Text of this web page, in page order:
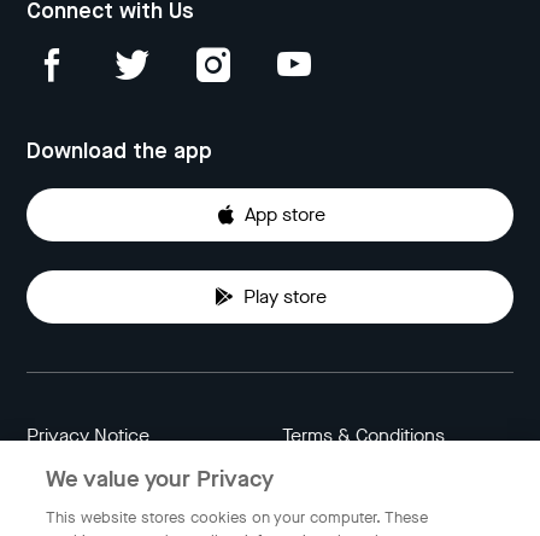
Connect with Us
Download the app
App store
Play store
Privacy Notice Terms & Conditions
Data Attribution
We value your Privacy
This website stores cookies on your computer. These